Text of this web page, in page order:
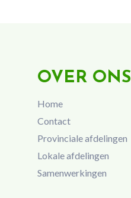
OVER ONS
Home
Contact
Provinciale afdelingen
Lokale afdelingen
Samenwerkingen